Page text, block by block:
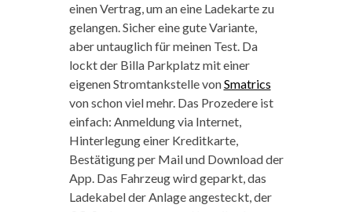
einen Vertrag, um an eine Ladekarte zu
gelangen. Sicher eine gute Variante,
aber untauglich für meinen Test. Da
lockt der Billa Parkplatz mit einer
eigenen Stromtankstelle vonSmatrics
von schon viel mehr. Das Prozedere ist
einfach: Anmeldung via Internet,
Hinterlegung einer Kreditkarte,
Bestätigung per Mail und Download der
App. Das Fahrzeug wird geparkt, das
Ladekabel der Anlage angesteckt, der